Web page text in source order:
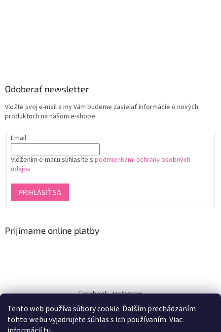
Tento web používa súbory cookie. Ďalším prechádzaním
tohto webu vyjadrujete súhlas s ich používaním. Viac
Odoberať newsletter
Vložte svoj e-mail a my Vám budeme zasielať informácie o nových
produktoch na našom e-shope.
Email
Vložením e-mailu súhlasíte s podmienkami ochrany osobných
údajov
PRIHLÁSIŤ SA
Prijímame online platby
Facebook Instagram
dukra-white